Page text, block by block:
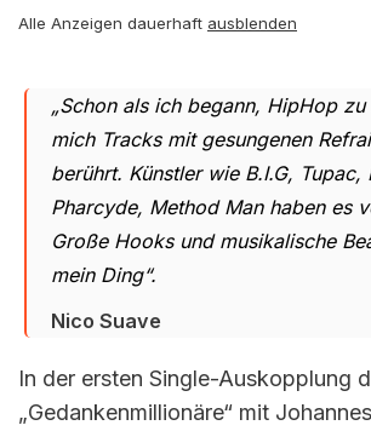
Alle Anzeigen dauerhaft ausblenden
„Schon als ich begann, HipHop
mich Tracks mit gesungenen
berührt. Künstler wie B.I.G, Tupac,
Pharcyde, Method Man haben es
Große Hooks und musikalische
mein Ding“.
Nico Suave
In der ersten Single-Auskopplung
„Gedankenmillionäre“ mit